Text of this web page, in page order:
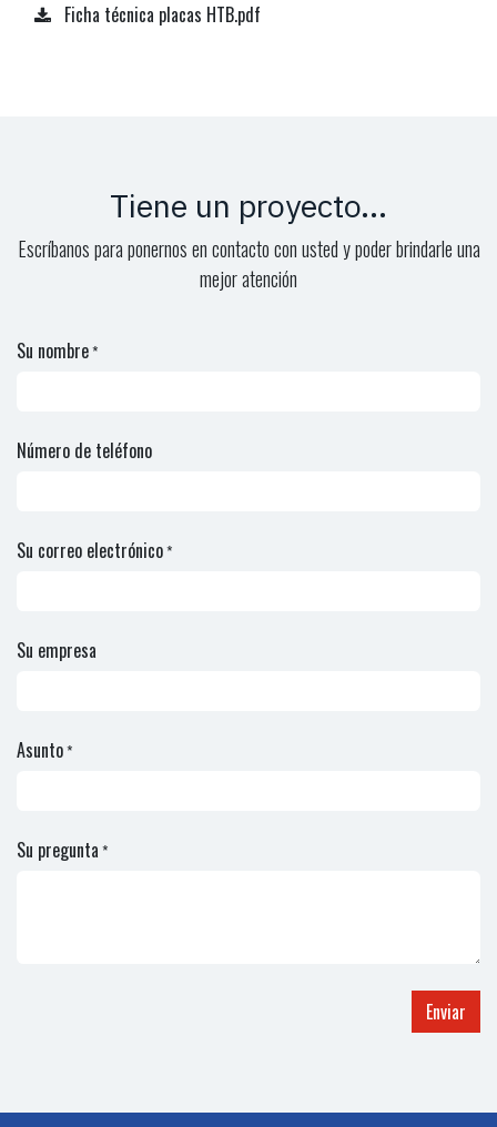
Ficha técnica placas HTB.pdf
Tiene un proyecto...
Escríbanos para ponernos en contacto con usted y poder brindarle una
mejor atención
Su nombre*
Número de teléfono
Su correo electrónico*
Su empresa
Asunto*
Su pregunta *
Enviar